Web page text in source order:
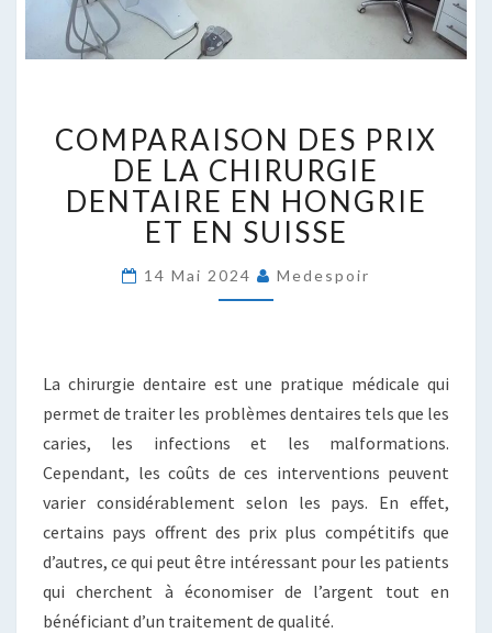
DES
PRIX
DE
LA
CHIRURGIE
EN
HONGRIE
SUISSE
COMPARAISON DES PRIX
DE LA CHIRURGIE
DENTAIRE EN HONGRIE
ET EN SUISSE
14 Mai 2024 Medespoir
La chirurgie dentaire est une pratique médicale qui
permet de traiter les problèmes dentaires tels que les
caries, les infections et les malformations.
Cependant, les coûts de ces interventions peuvent
varier considérablement selon les pays. En effet,
certains pays offrent des prix plus compétitifs que
d’autres, ce qui peut être intéressant pour les patients
qui cherchent à économiser de l’argent tout en
bénéficiant d’un traitement de qualité.